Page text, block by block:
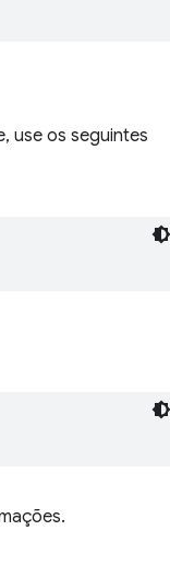
use os seguintes